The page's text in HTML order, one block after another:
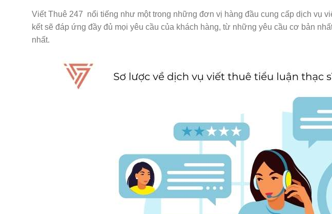
Viết Thuê 247 nổi tiếng như một trong những đơn vị hàng đầu cung cấp dịch vụ
kết sẽ đáp ứng đầy đủ mọi yêu cầu của khách hàng, từ những yêu cầu cơ bản
nhất.